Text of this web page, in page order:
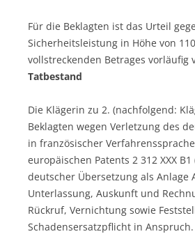
Für die Beklagten ist das Urteil
Sicherheitsleistung in Höhe von
vollstreckenden Betrages vorläufig
Tatbestand
Die Klägerin zu 2. (nachfolgend:
Beklagten wegen Verletzung des
in französischer
europäischen Patents 2 312 XXX B1
deutscher Übersetzung als Anlage
Unterlassung, Auskunft und
Rückruf, Vernichtung sowie
Schadensersatzpflicht in Anspruch.